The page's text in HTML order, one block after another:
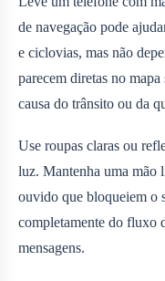
de navegação pode
e ciclovias, mas não
parecem diretas no
causa do trânsito ou da
Use roupas claras ou
luz. Mantenha uma mão
ouvido que bloqueiem o
completamente do fluxo
mensagens.